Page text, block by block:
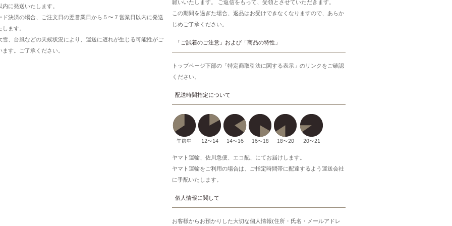
内に発送いたします。
ド決済の場合、ご注文日の翌営業日から５〜７営業日以内に発送
します。
、台風などの天候状況により、運送に遅れが生じる可能性がご
ます。ご了承ください。
願いいたします。 ご返信をもって、受領とさせていただきます。
この期間を過ぎた場合、返品はお受けできなくなりますので、あらか
じめご了承ください。
「ご試着のご注意」および「商品の特性」
トップページ下部の「特定商取引法に関する表示」のリンクをご確認
ください。
配送時間指定について
ヤマト運輸、佐川急便、エコ配、にてお届けします。
ヤマト運輸をご利用の場合は、ご指定時間帯に配達するよう運送会社
に手配いたします。
個人情報に関して
お客様からお預かりした大切な個人情報(住所・氏名・メールアドレ